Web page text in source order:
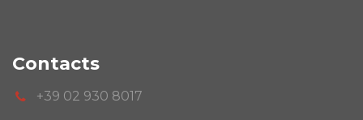
Contacts
+39 02 930 8017